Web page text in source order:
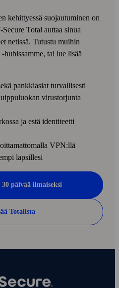
kehittyessä suojautuminen on
Total auttaa sinua
netissä. Tutustu muihin
‑hubissamme, tai lue lisää
pankki­asiat turvallisesti
luokan virustorjunta
ja estä identiteetti
VPN:llä
lapsillesi
päivää ilmaiseksi
Totalista